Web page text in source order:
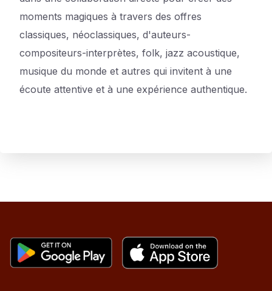
moments magiques à travers des offres
classiques, néoclassiques, d'auteurs-
compositeurs-interprètes, folk, jazz acoustique,
musique du monde et autres qui invitent à une
écoute attentive et à une expérience authentique.